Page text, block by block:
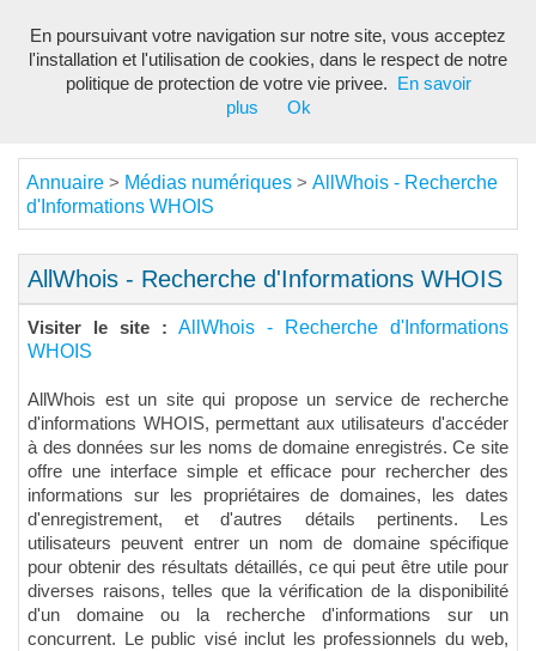
Annuaire > Médias numériques > AllWhois - Recherche
d'Informations WHOIS
AllWhois - Recherche d'Informations WHOIS
Visiter le site :AllWhois - Recherche d'Informations
WHOIS
AllWhois est un site qui propose un service de recherche
d'informations WHOIS, permettant aux utilisateurs d'accéder
à des données sur les noms de domaine enregistrés. Ce site
offre une interface simple et efficace pour rechercher des
informations sur les propriétaires de domaines, les dates
d'enregistrement, et d'autres détails pertinents. Les
utilisateurs peuvent entrer un nom de domaine spécifique
pour obtenir des résultats détaillés, ce qui peut être utile pour
diverses raisons, telles que la vérification de la disponibilité
d'un domaine ou la recherche d'informations sur un
concurrent. Le public visé inclut les professionnels du web,
En poursuivant votre navigation sur notre site, vous acceptez
l'installation et l'utilisation de cookies, dans le respect de notre
politique de protection de votre vie privee.
En savoir
plus
Ok